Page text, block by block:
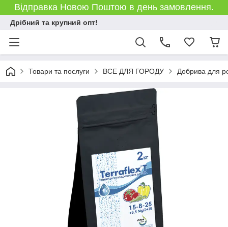
Відправка Новою Поштою в день замовлення.
Дрібний та крупний опт!
Товари та послуги ВСЕ ДЛЯ ГОРОДУ Добрива для